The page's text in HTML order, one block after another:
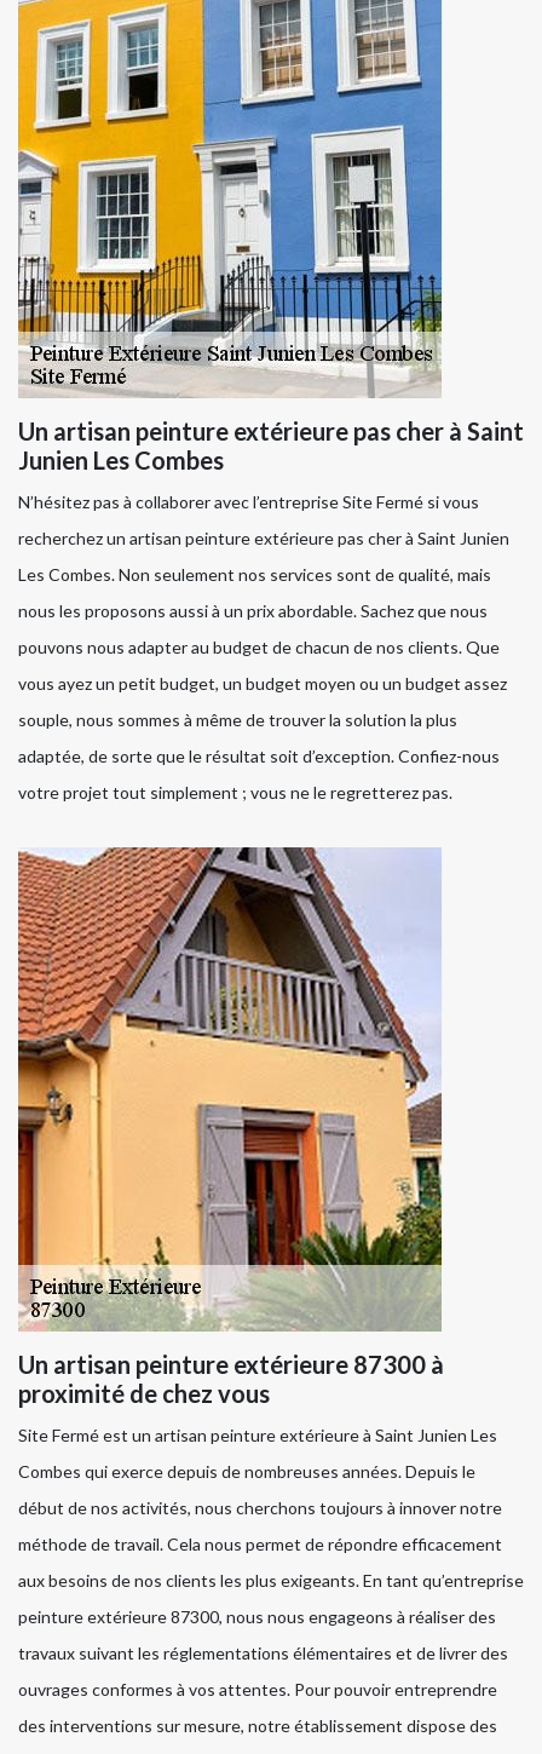
Un artisan peinture extérieure pas cher à Saint
Junien Les Combes
N’hésitez pas à collaborer avec l’entreprise Site Fermé si vous
recherchez un artisan peinture extérieure pas cher à Saint Junien
Les Combes. Non seulement nos services sont de qualité, mais
nous les proposons aussi à un prix abordable. Sachez que nous
pouvons nous adapter au budget de chacun de nos clients. Que
vous ayez un petit budget, un budget moyen ou un budget assez
souple, nous sommes à même de trouver la solution la plus
adaptée, de sorte que le résultat soit d’exception. Confiez-nous
votre projet tout simplement ; vous ne le regretterez pas.
Un artisan peinture extérieure 87300 à
proximité de chez vous
Site Fermé est un artisan peinture extérieure à Saint Junien Les
Combes qui exerce depuis de nombreuses années. Depuis le
début de nos activités, nous cherchons toujours à innover notre
méthode de travail. Cela nous permet de répondre efficacement
aux besoins de nos clients les plus exigeants. En tant qu’entreprise
peinture extérieure 87300, nous nous engageons à réaliser des
travaux suivant les réglementations élémentaires et de livrer des
ouvrages conformes à vos attentes. Pour pouvoir entreprendre
des interventions sur mesure, notre établissement dispose des